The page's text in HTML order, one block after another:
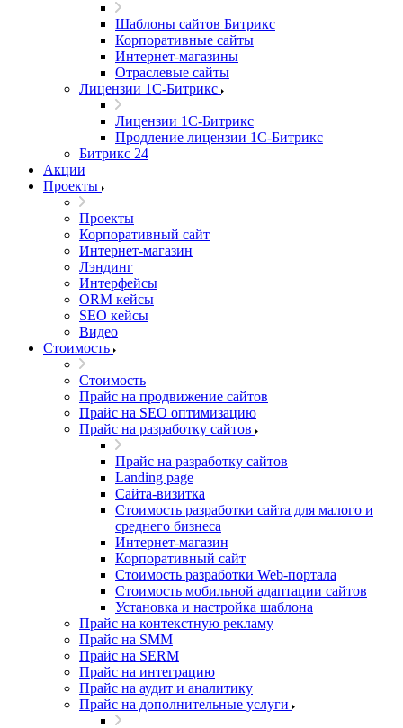
Шаблоны сайтов Битрикс
Корпоративные сайты
Интернет-магазины
Отраслевые сайты
Лицензии 1С-Битрикс
Лицензии 1С-Битрикс
Продление лицензии 1С-Битрикс
Битрикс 24
Акции
Проекты
Проекты
Корпоративный сайт
Интернет-магазин
Лэндинг
Интерфейсы
ORM кейсы
SEO кейсы
Видео
Стоимость
Стоимость
Прайс на продвижение сайтов
Прайс на SEO оптимизацию
Прайс на разработку сайтов
Прайс на разработку сайтов
Landing page
Cайта-визитка
Стоимость разработки сайта для малого и
среднего бизнеса
Интернет-магазин
Корпоративный сайт
Стоимость разработки Web-портала
Стоимость мобильной адаптации сайтов
Установка и настройка шаблона
Прайс на контекстную рекламу
Прайс на SMM
Прайс на SERM
Прайс на интеграцию
Прайс на аудит и аналитику
Прайс на дополнительные услуги